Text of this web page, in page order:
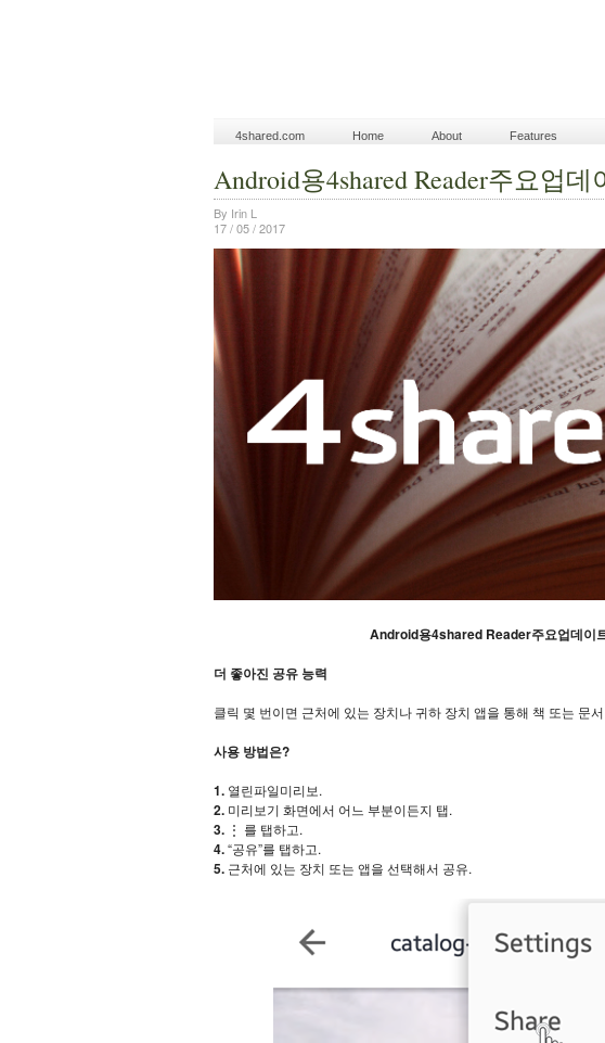
4shared.com Home About Features
Android용4shared Reader주요업데
By Irin L
17 / 05 / 2017
Android용4shared Reader주요업데이
더 좋아진 공유 능력
클릭 몇 번이면 근처에 있는 장치나 귀하 장치 앱을 통해 책 또는 문
사용 방법은?
1. 열린파일미리보.
2. 미리보기 화면에서 어느 부분이든지 탭.
3. ⋮ 를 탭하고.
4.“공유”를 탭하고.
5. 근처에 있는 장치 또는 앱을 선택해서 공유.